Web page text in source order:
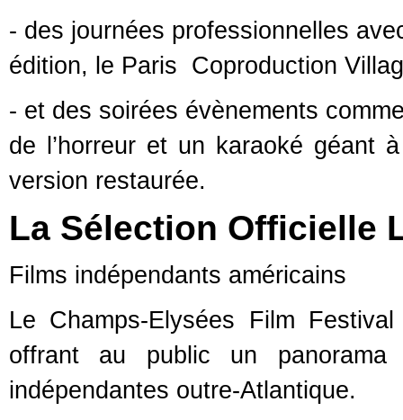
- des journées professionnelles
édition, le Paris Coproduction
- et des soirées évènements
de l’horreur et un karaoké géant
version restaurée.
La Sélection Officielle
Films indépendants américains
Le Champs-Elysées Film
offrant au public un panorama
indépendantes outre-Atlantique.